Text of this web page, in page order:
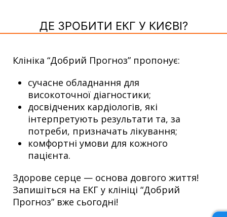
ДЕ ЗРОБИТИ ЕКГ У КИЄВІ?
Клініка “Добрий Прогноз” пропонує:
сучасне обладнання для
високоточної діагностики;
досвідчених кардіологів, які
інтерпретують результати та, за
потреби, призначать лікування;
комфортні умови для кожного
пацієнта.
Здорове серце — основа довгого життя!
Запишіться на ЕКГ у клініці “Добрий
Прогноз” вже сьогодні!